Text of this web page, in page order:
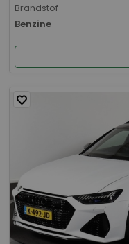
Brandstof
Benzine